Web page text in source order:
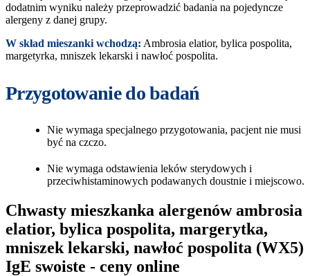
dodatnim wyniku należy przeprowadzić badania na pojedyncze
alergeny z danej grupy.
W skład mieszanki wchodzą: Ambrosia elatior, bylica pospolita,
margetyrka, mniszek lekarski i nawłoć pospolita.
Przygotowanie do badań
Nie wymaga specjalnego przygotowania, pacjent nie musi
być na czczo.
Nie wymaga odstawienia leków sterydowych i
przeciwhistaminowych podawanych doustnie i miejscowo.
Chwasty mieszkanka alergenów ambrosia
elatior, bylica pospolita, margerytka,
mniszek lekarski, nawłoć pospolita (WX5)
IgE swoiste - ceny online